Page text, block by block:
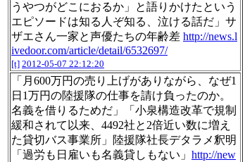
うやつがどこにおるか」と語りかけたという
エピソードは知る人ぞ知る、泣ける話だ」サ
ザエさん一家と声優たちの年齢差 http://news.l
ivedoor.com/article/detail/6532697/
[t] 2012-05-07 22:12:20
「月600万円の売り上げがありながら、なぜ1
日1万円の陸援隊の仕事を請け負ったのか。
名義を借りるためだ」「小泉構造改革で規制
緩和されて以来、4492社と2倍近い数に増え
た貸切バス事業所」陸援隊社長デタラメ釈明
「過労も日雇いも名義貸しもない」 http://new